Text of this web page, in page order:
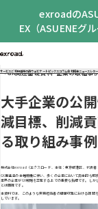
exroadの
EX（ASUENEグ
サービスご利用者様の声ウェビナートピックスコラム会社概要ニュースレタ
「GX関連基礎資料 -企業の取組事
大手企業の公
減目標、削減
る取り組み事
株式会社exroad（エクスロード、本社：東京都港区、代表者
GX推進法の本格稼働に伴い、多くの企業において具体的な
業界の企業がGX戦略を立案する上での重要な指標です。し
とは困難です。
本資料では、このような実務担当者の情報収集における課題
しています。